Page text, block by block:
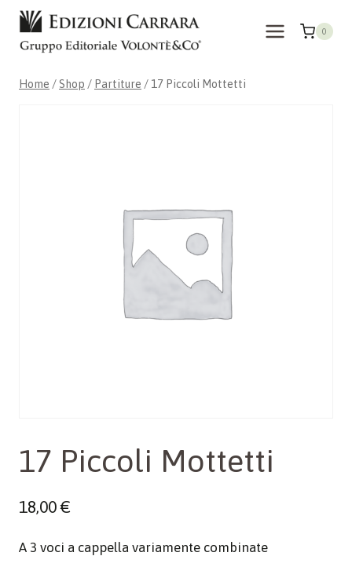
Skip
content
0
Home / Shop / Partiture / 17 Piccoli Mottetti
17 Piccoli Mottetti
18,00€
A 3 voci a cappella variamente combinate